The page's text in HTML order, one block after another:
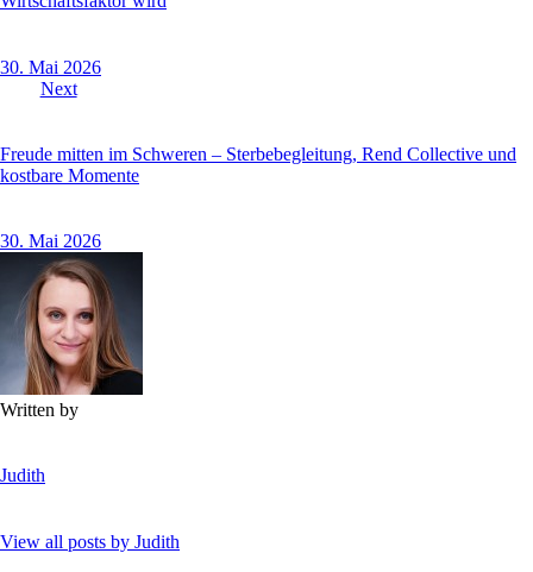
30. Mai 2026
Next
Freude mitten im Schweren – Sterbebegleitung, Rend Collective und
kostbare Momente
30. Mai 2026
Written by
Judith
View all posts by Judith